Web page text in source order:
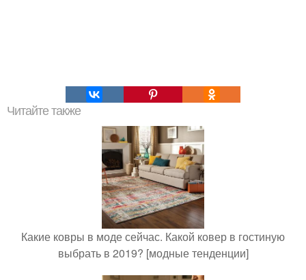
Читайте также
Какие ковры в моде сейчас. Какой ковер в гостиную
выбрать в 2019? [модные тенденции]